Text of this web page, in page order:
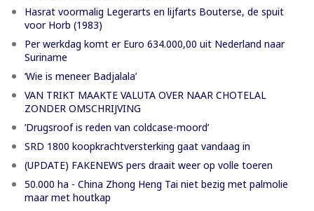
Hasrat voormalig Legerarts en lijfarts Bouterse, de spuit
voor Horb (1983)
Per werkdag komt er Euro 634.000,00 uit Nederland naar
Suriname
‘Wie is meneer Badjalala’
VAN TRIKT MAAKTE VALUTA OVER NAAR CHOTELAL
ZONDER OMSCHRIJVING
’Drugsroof is reden van coldcase-moord’
SRD 1800 koopkrachtversterking gaat vandaag in
(UPDATE) FAKENEWS pers draait weer op volle toeren
50.000 ha - China Zhong Heng Tai niet bezig met palmolie
maar met houtkap